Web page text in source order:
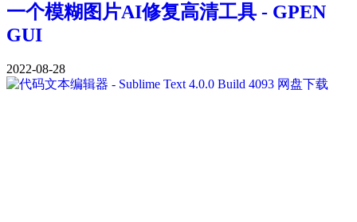
一个模糊图片AI修复高清工具 - GPEN
GUI
2022-08-28